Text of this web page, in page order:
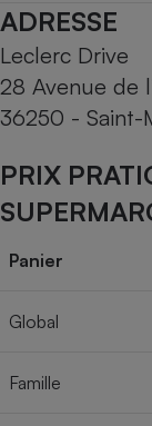
ADRESSE
Leclerc Drive
28 Avenue de
36250 - Saint-
PRIX
Panier
Global
Famille